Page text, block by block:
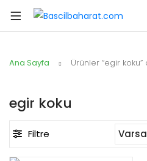
Ana Sayfa Ürünler “egir
egir koku
Filtre